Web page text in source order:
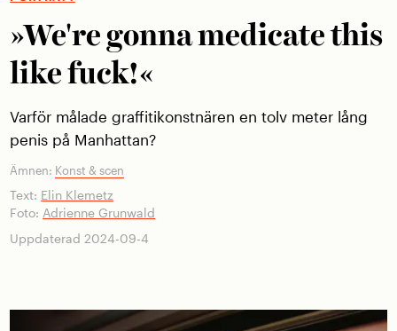
»We're gonna medicate this
like fuck!«
Varför målade graffitikonstnären en tolv meter lång
penis på Manhattan?
Ämnen: Konst & scen
Text: Elin Klemetz
Foto: Adrienne Grunwald
Uppdaterad 2024-09-4